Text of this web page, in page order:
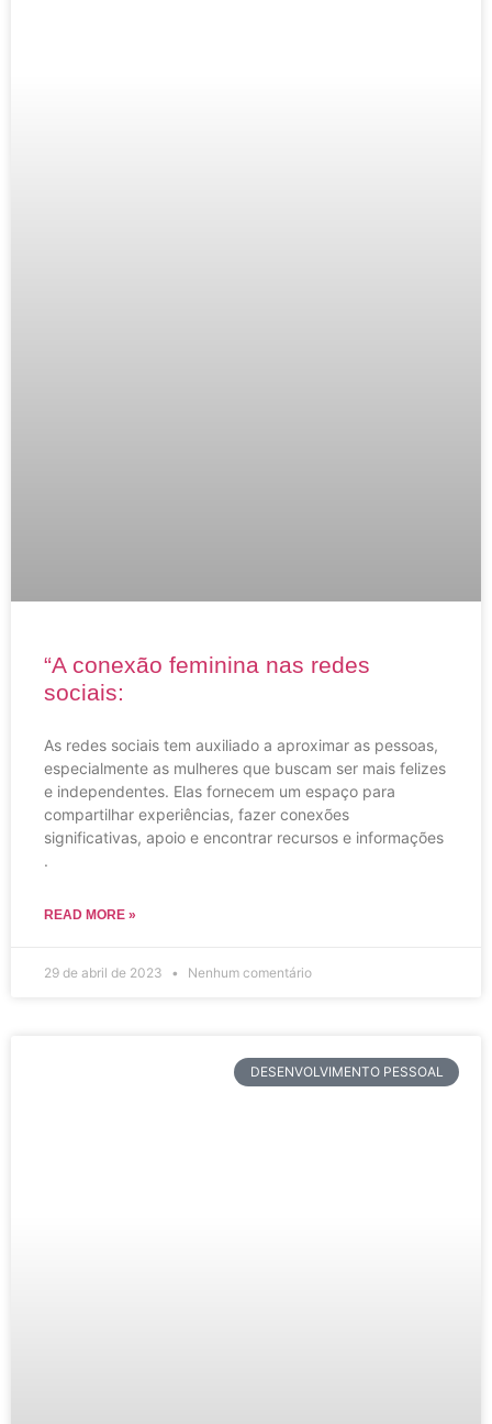
“A conexão feminina nas redes
sociais:
As redes sociais tem auxiliado a aproximar as pessoas,
especialmente as mulheres que buscam ser mais felizes
e independentes. Elas fornecem um espaço para
compartilhar experiências, fazer conexões
significativas, apoio e encontrar recursos e informações
.
READ MORE »
29 de abril de 2023 Nenhum comentário
DESENVOLVIMENTO PESSOAL